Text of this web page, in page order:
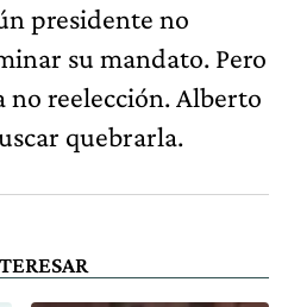
presidente no
su mandato. Pero
no reelección. Alberto
quebrarla.